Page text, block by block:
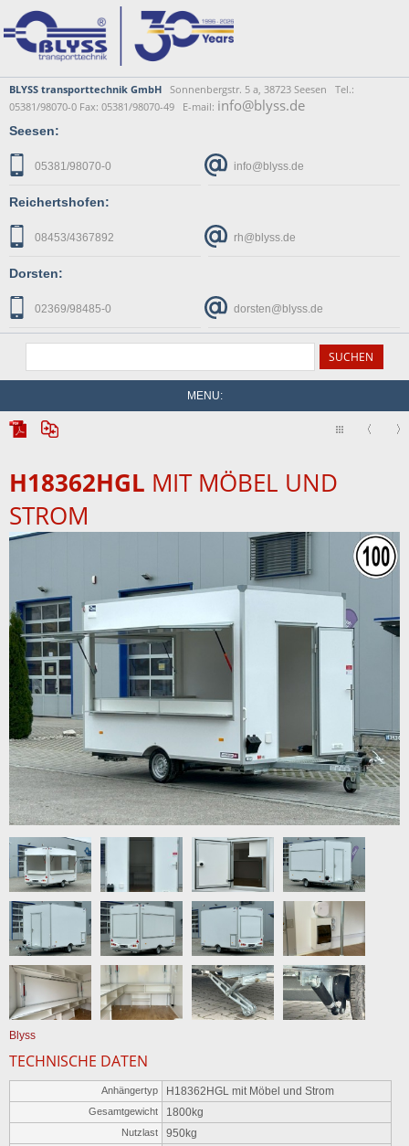
BLYSS transporttechnik GmbH Sonnenbergstr. 5 a, 38723 Seesen Tel.:
05381/98070-0 Fax: 05381/98070-49 E-mail: info@blyss.de
Seesen:
05381/98070-0 info@blyss.de
Reichertshofen:
08453/4367892 rh@blyss.de
Dorsten:
02369/98485-0 dorsten@blyss.de
MENU:
H18362HGL MIT MÖBEL UND
STROM
Blyss
TECHNISCHE DATEN
Anhängertyp H18362HGL mit Möbel und Strom
Gesamtgewicht 1800kg
Nutzlast 950kg